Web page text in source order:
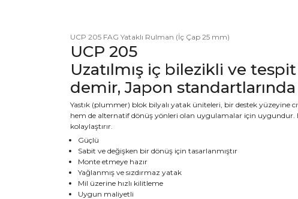
UCP 205 FAG Yataklı Rulman (İç Çap 25 mm)
UCP 205
Uzatılmış iç bilezikli ve
demir, Japon standartlarında
Yastık (plummer) blok bilyalı yatak üniteleri, bir destek
hem de alternatif dönüş yönleri olan uygulamalar için uygundur.
kolaylaştırır.
Güçlü
Sabit ve değişken bir dönüş için tasarlanmıştır
Monte etmeye hazır
Yağlanmış ve sızdırmaz yatak
Mil üzerine hızlı kilitleme
Uygun maliyetli